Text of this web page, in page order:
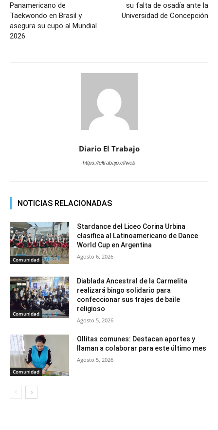
Panamericano de
Taekwondo en Brasil y
asegura su cupo al Mundial
2026
su falta de osadía ante la
Universidad de Concepción
Diario El Trabajo
https://eltrabajo.cl/web
NOTICIAS RELACIONADAS
Comunidad
Stardance del Liceo Corina Urbina
clasifica al Latinoamericano de Dance
World Cup en Argentina
Agosto 6, 2026
Comunidad
Diablada Ancestral de la Carmelita
realizará bingo solidario para
confeccionar sus trajes de baile
religioso
Agosto 5, 2026
Comunidad
Ollitas comunes: Destacan aportes y
llaman a colaborar para este último mes
Agosto 5, 2026